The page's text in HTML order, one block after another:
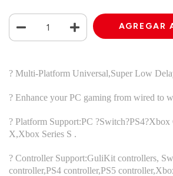
? Multi-Platform Universal,Super Low
? Enhance your PC gaming from wired to
? Platform Support:PC
X,Xbox Series S .
? Controller Support:GuliKit controllers,
controller,PS4 controller,PS5